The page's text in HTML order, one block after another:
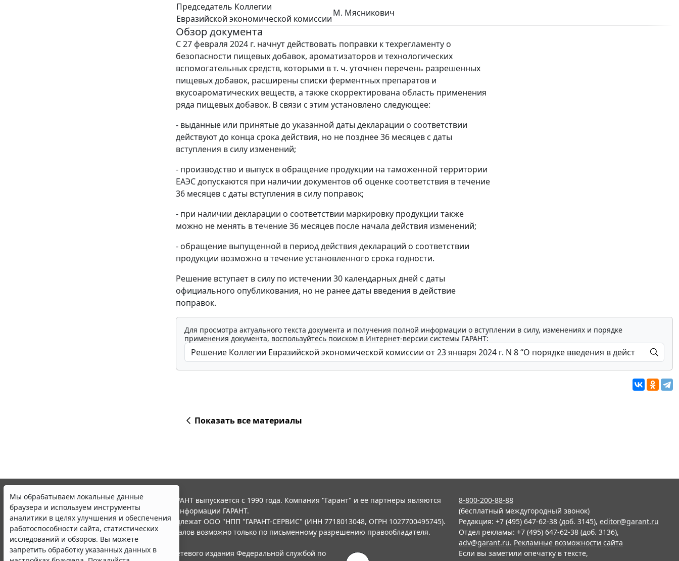
Председатель Коллегии
Евразийской экономической комиссии
М. Мясникович
Обзор документа
С 27 февраля 2024 г. начнут действовать поправки к техрегламенту о
безопасности пищевых добавок, ароматизаторов и технологических
вспомогательных средств, которыми в т. ч. уточнен перечень разрешенных
пищевых добавок, расширены списки ферментных препаратов и
вкусоароматических веществ, а также скорректирована область применения
ряда пищевых добавок. В связи с этим установлено следующее:
- выданные или принятые до указанной даты декларации о соответствии
действуют до конца срока действия, но не позднее 36 месяцев с даты
вступления в силу изменений;
- производство и выпуск в обращение продукции на таможенной территории
ЕАЭС допускаются при наличии документов об оценке соответствия в течение
36 месяцев с даты вступления в силу поправок;
- при наличии декларации о соответствии маркировку продукции также
можно не менять в течение 36 месяцев после начала действия изменений;
- обращение выпущенной в период действия деклараций о соответствии
продукции возможно в течение установленного срока годности.
Решение вступает в силу по истечении 30 календарных дней с даты
официального опубликования, но не ранее даты введения в действие
поправок.
Для просмотра актуального текста документа и получения полной информации о вступлении в силу, изменениях и порядке
применения документа, воспользуйтесь поиском в Интернет-версии системы ГАРАНТ:
Показать все материалы
Мы обрабатываем локальные данные
браузера и используем инструменты
аналитики в целях улучшения и обеспечения
работоспособности сайта, статистических
исследований и обзоров. Вы можете
запретить обработку указанных данных в
© ООО "НПП "ГАРАНТ-СЕРВИС", 2026. Система ГАРАНТ выпускается с 1990 года. Компания "Гарант" и ее партнеры являются
участниками Российской ассоциации правовой информации ГАРАНТ.
Все права на материалы сайта ГАРАНТ.РУ принадлежат ООО "НПП "ГАРАНТ-СЕРВИС" (ИНН 7718013048, ОГРН 1027700495745).
Полное или частичное воспроизведение материалов возможно только по письменному разрешению правообладателя.
Правила использования портала.
Портал ГАРАНТ.РУ зарегистрирован в качестве сетевого издания Федеральной службой по
8-800-200-88-88
(бесплатный междугородный звонок)
Редакция: +7 (495) 647-62-38 (доб. 3145), editor@garant.ru
Отдел рекламы: +7 (495) 647-62-38 (доб. 3136),
adv@garant.ru. Рекламные возможности сайта
Если вы заметили опечатку в тексте,